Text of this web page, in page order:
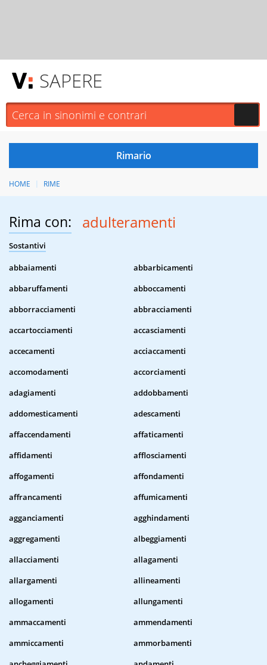
SAPERE
HOME RIME
Rima con: adulteramenti
Sostantivi
abbaiamenti
abbarbicamenti
abbaruffamenti
abboccamenti
abborracciamenti
abbracciamenti
accartocciamenti
accasciamenti
accecamenti
acciaccamenti
accomodamenti
accorciamenti
adagiamenti
addobbamenti
addomesticamenti
adescamenti
affaccendamenti
affaticamenti
affidamenti
afflosciamenti
affogamenti
affondamenti
affrancamenti
affumicamenti
agganciamenti
agghindamenti
aggregamenti
albeggiamenti
allacciamenti
allagamenti
allargamenti
allineamenti
allogamenti
allungamenti
ammaccamenti
ammendamenti
ammiccamenti
ammorbamenti